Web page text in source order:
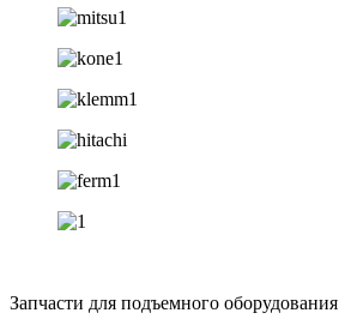
Запчасти для подъемного оборудования